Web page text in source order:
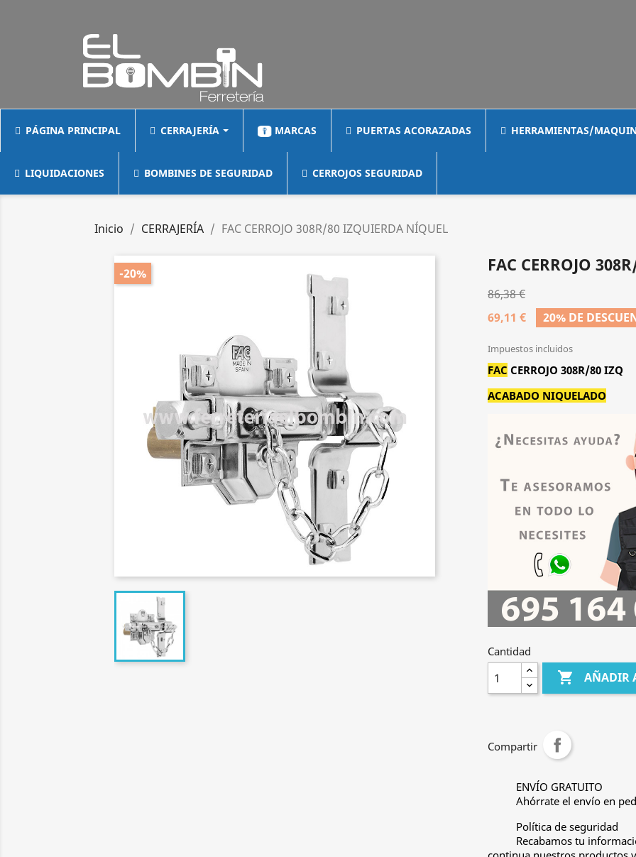
PÁGINA PRINCIPAL CERRAJERÍA MARCAS PUERTAS ACORAZADAS HERRAMIENTAS/
LIQUIDACIONES BOMBINES DE SEGURIDAD CERROJOS SEGURIDAD
Inicio CERRAJERÍA FAC CERROJO 308R/80 IZQUIERDA NÍQUEL
-20% FAC CERROJO
86,38 €
69,11 €
20% DE
Impuestos incluidos
FAC CERROJO 308R/80 IZQ
ACABADO NIQUELADO
Cantidad
 AÑADIR
Compartir
ENVÍO GRATUITO
Ahórrate el envío en
Política de seguridad
Recabamos tu